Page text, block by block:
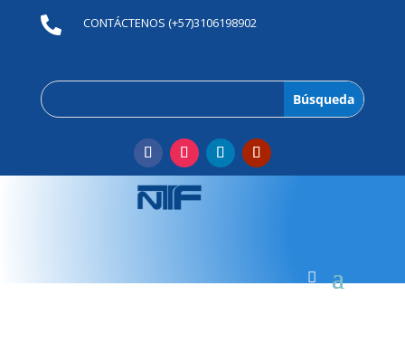
 CONTÁCTENOS (+57)3106198902